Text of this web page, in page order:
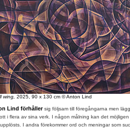
wing, 2025, 90 x 130 cm © Anton Lind
Lind förhållersig följsam till föregångarna men
i flera av sina verk. I någon målning kan det
I andra förekommer ord och meningar som